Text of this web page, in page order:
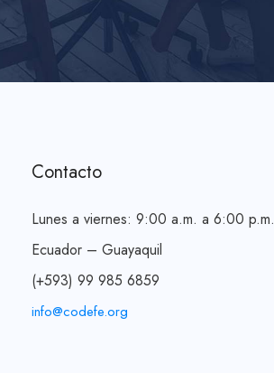
Contacto
Lunes a viernes: 9:00 a.m. a 6:00 p.m.
Ecuador – Guayaquil
(+593) 99 985 6859
info@codefe.org